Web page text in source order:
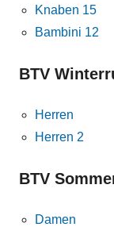
Knaben 15
Bambini 12
BTV
Herren
Herren 2
BTV
Damen